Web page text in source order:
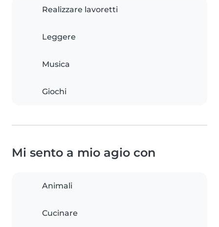
Realizzare lavoretti
Leggere
Musica
Giochi
Mi sento a mio agio con
Animali
Cucinare